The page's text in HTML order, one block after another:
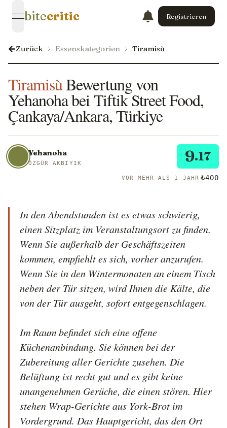
open navigation menu
bitecritic Registrieren
Zurück Essenskategorien Tiramisù
TiramisùBewertung von
Yehanoha bei Tiftik Street Food,
Çankaya/Ankara, Türkiye
Yehanoha
ÖZGÜR AKBIYIK 9.17
VOR MEHR ALS 1 JAHR ₺400
In den Abendstunden ist es etwas schwierig,
einen Sitzplatz im Veranstaltungsort zu finden.
Wenn Sie außerhalb der Geschäftszeiten
kommen, empfiehlt es sich, vorher anzurufen.
Wenn Sie in den Wintermonaten an einem Tisch
neben der Tür sitzen, wird Ihnen die Kälte, die
von der Tür ausgeht, sofort entgegenschlagen.
Im Raum befindet sich eine offene
Küchenanbindung. Sie können bei der
Zubereitung aller Gerichte zusehen. Die
Belüftung ist recht gut und es gibt keine
unangenehmen Gerüche, die einen stören. Hier
stehen Wrap-Gerichte aus York-Brot im
Vordergrund. Das Hauptgericht, das den Ort